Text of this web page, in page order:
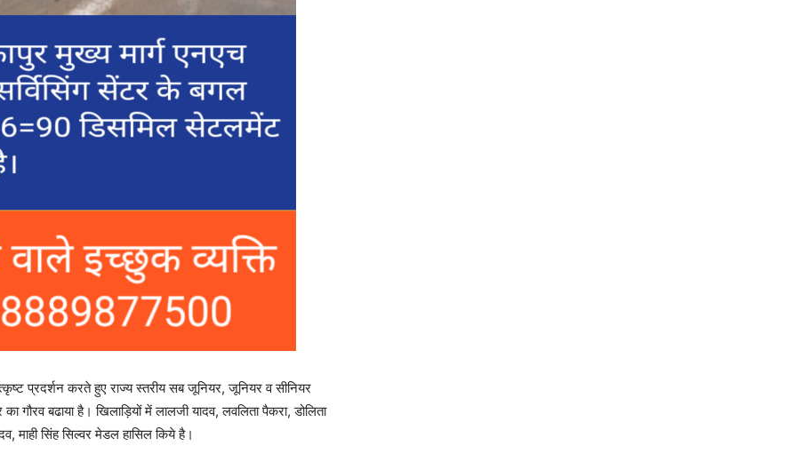
प्रदर्शन करते हुए राज्य स्तरीय सब जूनियर, जूनियर व सीनियर
बढाया है। खिलाड़ियों में लालजी यादव, लवलिता पैकरा, डोलिता
माही सिंह सिल्वर मेडल हासिल किये है।